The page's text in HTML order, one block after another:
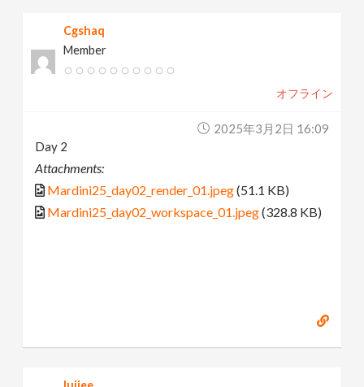
Cgshaq
Member
オフライン
2025年3月2日 16:09
Day 2
Attachments:
Mardini25_day02_render_01.jpeg(51.1 KB)
Mardini25_day02_workspace_01.jpeg(328.8 KB)